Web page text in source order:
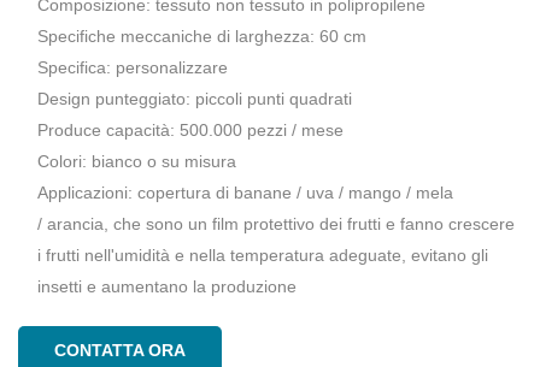
Composizione: tessuto non tessuto in polipropilene
Specifiche meccaniche di larghezza: 60 cm
Specifica: personalizzare
Design punteggiato: piccoli punti quadrati
Produce capacità: 500.000 pezzi / mese
Colori: bianco o su misura
Applicazioni: copertura di banane / uva / mango / mela
/ arancia, che sono un film protettivo dei frutti e fanno crescere
i frutti nell'umidità e nella temperatura adeguate, evitano gli
insetti e aumentano la produzione
CONTATTA ORA